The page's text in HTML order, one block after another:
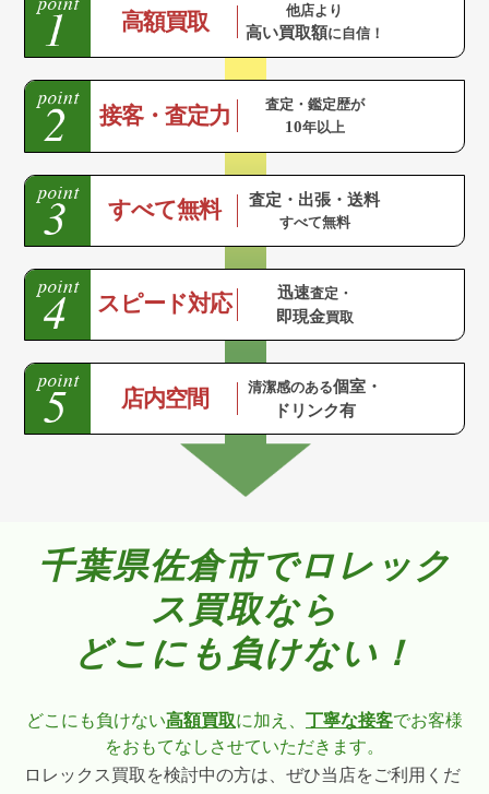
高額買取 他店より
高い買取額に自信！
接客・査定力 査定・鑑定歴が
10年以上
すべて無料 査定・出張・送料
すべて無料
スピード対応 迅速査定・
即現金買取
店内空間 清潔感のある個室・
ドリンク有
千葉県佐倉市でロレック
ス買取なら
どこにも負けない！
どこにも負けない高額買取に加え、 丁寧な接客でお客様
をおもてなしさせていただきます。
ロレックス買取を検討中の方は、ぜひ当店をご利用くだ